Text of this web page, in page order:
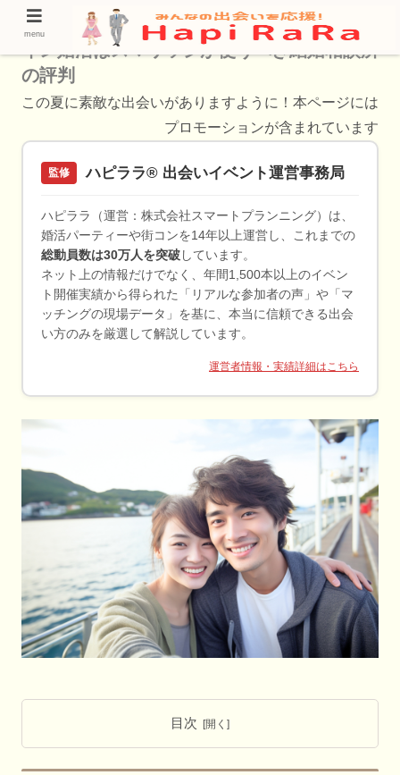
【体験談と口コミでわかる】敦賀市でオンラ
イン婚活はスマリッジが使うべき結婚相談所
の評判
この夏に素敵な出会いがありますように！本ページには
プロモーションが含まれています
監修 ハピララ® 出会いイベント運営事務局
ハピララ（運営：株式会社スマートプランニング）は、
婚活パーティーや街コンを14年以上運営し、これまでの
総動員数は30万人を突破 しています。
ネット上の情報だけでなく、年間1,500本以上のイベン
ト開催実績から得られた「リアルな参加者の声」や「マ
ッチングの現場データ」を基に、本当に信頼できる出会
い方のみを厳選して解説しています。
運営者情報・実績詳細はこちら
目次
menu